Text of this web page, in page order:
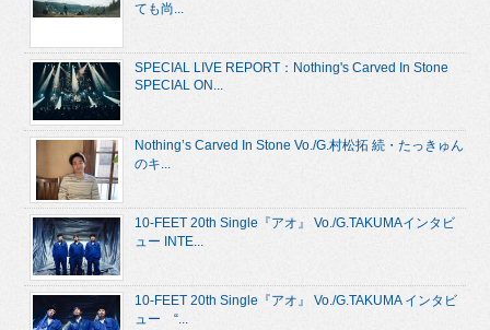
ても尚...
SPECIAL LIVE REPORT：Nothing's Carved In Stone
SPECIAL ON...
Nothing’s Carved In Stone Vo./G.村松拓 続・たっきゅん
のキ...
10-FEET 20th Single『アオ』 Vo./G.TAKUMAインタビ
ュー INTE...
10-FEET 20th Single『アオ』 Vo./G.TAKUMA インタビ
ュー “...